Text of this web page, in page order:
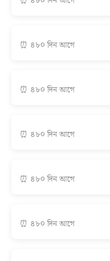
⏰ ৪৮০ দিন আগে
⏰ ৪৮০ দিন আগে
⏰ ৪৮০ দিন আগে
⏰ ৪৮০ দিন আগে
⏰ ৪৮০ দিন আগে